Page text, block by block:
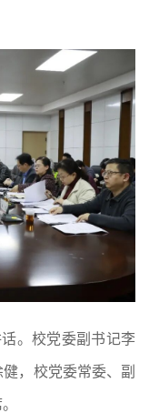
。校党委副书记李
，校党委常委、副